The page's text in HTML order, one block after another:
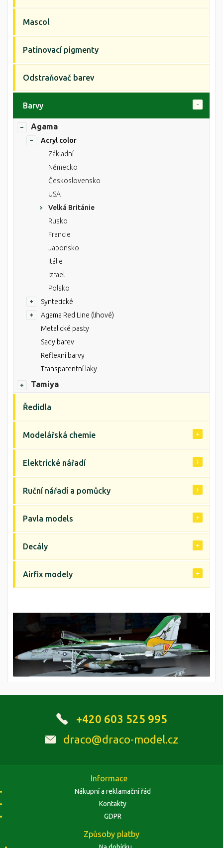
Mascol
Patinovací pigmenty
Odstraňovač barev
Barvy
Agama
Acryl color
Základní
Německo
Československo
USA
Velká Británie
Rusko
Francie
Japonsko
Itálie
Izrael
Polsko
Syntetické
Agama Red Line (lihové)
Metalické pasty
Sady barev
Reflexní barvy
Transparentní laky
Tamiya
Ředidla
Modelářská chemie
Elektrické nářadí
Ruční nářadí a pomůcky
Pavla models
Decály
Airfix modely
+420 603 525 995
draco@draco-model.cz
Informace
Nákupní a reklamační řád
Kontakty
GDPR
Způsoby platby